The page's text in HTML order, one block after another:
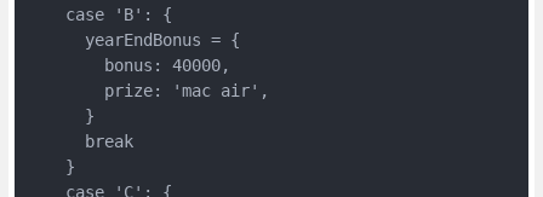
    case 'B': {
      yearEndBonus = {
        bonus: 40000,
        prize: 'mac air',
      }
      break
    }
    case 'C': {